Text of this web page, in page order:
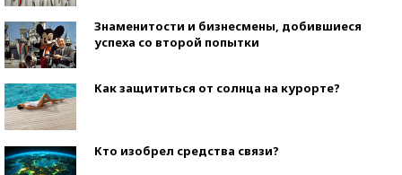
Знаменитости и бизнесмены, добившиеся
успеха со второй попытки
Как защититься от солнца на курорте?
Кто изобрел средства связи?